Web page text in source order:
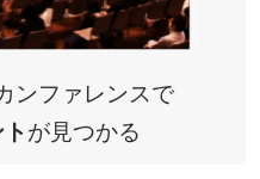
ンファレンスで
が見つかる